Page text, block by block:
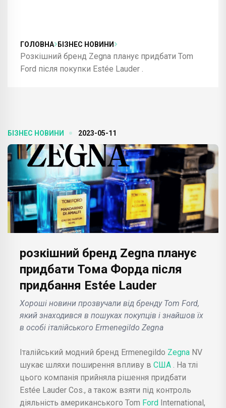
ГОЛОВНА БІЗНЕС НОВИНИ
Розкішний бренд Zegna планує придбати Tom
Ford після покупки Estée Lauder .
БІЗНЕС НОВИНИ 2023-05-11
розкішний бренд Zegna планує
придбати Тома Форда після
придбання Estée Lauder
Хороші новини прозвучали від бренду Tom Ford,
який знаходився в пошуках покупців і знайшов їх
в особі італійського Ermenegildo Zegna
Італійський модний бренд Ermenegildo Zegna NV
шукає шляхи поширення впливу в США
. На тлі
цього компанія прийняла рішення придбати
Estée Lauder Cos., а також взяти під контроль
діяльність американського Tom Ford International,